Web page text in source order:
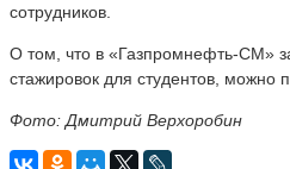
сотрудников.
О том, что в «Газпромнефть-СМ»
стажировок для студентов, можно
Фото: Дмитрий Верхоробин